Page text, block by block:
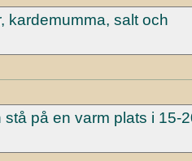
kardemumma, salt och
på en varm plats i 15-